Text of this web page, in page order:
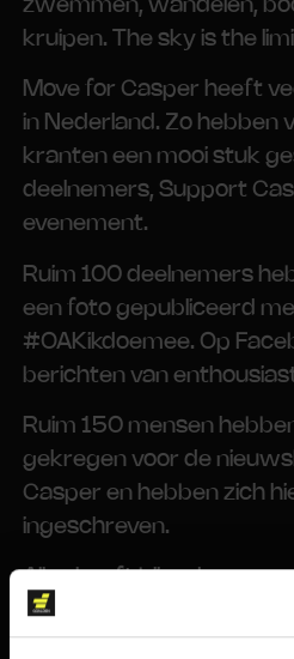
zwemmen, wandelen,
kruipen. The sky is the
Move for Casper heeft
in Nederland. Zo hebben
kranten een mooi stuk
deelnemers, Support
evenement.
Ruim 100 deelnemers
een foto gepubliceerd
#OAKikdoemee. Op
berichten van
Ruim 150 mensen
gekregen voor de
Casper en hebben zich
ingeschreven.
het bereik van Move for